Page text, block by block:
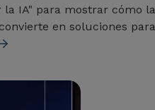
la IA" para mostrar cómo
en soluciones